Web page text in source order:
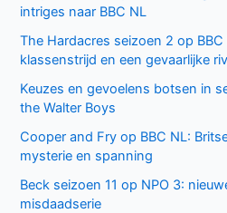
intriges naar BBC NL
The Hardacres seizoen 2 op
klassenstrijd en een gevaarlijke
Keuzes en gevoelens botsen in
the Walter Boys
Cooper and Fry op BBC NL:
mysterie en spanning
Beck seizoen 11 op NPO 3:
misdaadserie